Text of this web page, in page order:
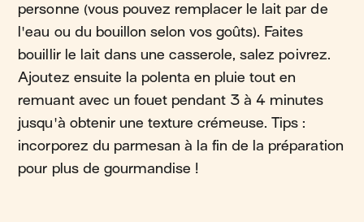
personne (vous pouvez remplacer le lait par de
l'eau ou du bouillon selon vos goûts). Faites
bouillir le lait dans une casserole, salez poivrez.
Ajoutez ensuite la polenta en pluie tout en
remuant avec un fouet pendant 3 à 4 minutes
jusqu'à obtenir une texture crémeuse. Tips :
incorporez du parmesan à la fin de la préparation
pour plus de gourmandise !